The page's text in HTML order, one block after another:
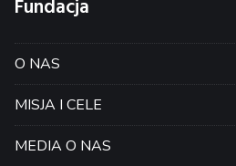
Fundacja
O NAS
MISJA I CELE
MEDIA O NAS